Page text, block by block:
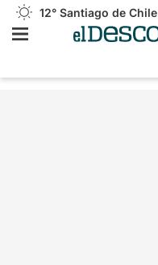
12° Santiago de Chile